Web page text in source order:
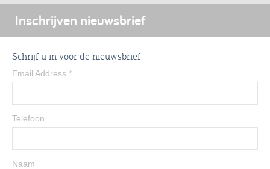
Inschrijven nieuwsbrief
Schrijf u in voor de nieuwsbrief
Email Address *
Telefoon
Naam